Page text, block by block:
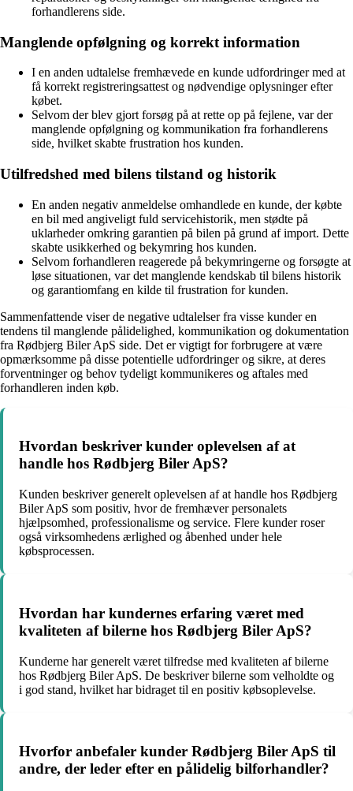
forhandlerens side.
Manglende opfølgning og korrekt information
I en anden udtalelse fremhævede en kunde udfordringer med at
få korrekt registreringsattest og nødvendige oplysninger efter
købet.
Selvom der blev gjort forsøg på at rette op på fejlene, var der
manglende opfølgning og kommunikation fra forhandlerens
side, hvilket skabte frustration hos kunden.
Utilfredshed med bilens tilstand og historik
En anden negativ anmeldelse omhandlede en kunde, der købte
en bil med angiveligt fuld servicehistorik, men stødte på
uklarheder omkring garantien på bilen på grund af import. Dette
skabte usikkerhed og bekymring hos kunden.
Selvom forhandleren reagerede på bekymringerne og forsøgte at
løse situationen, var det manglende kendskab til bilens historik
og garantiomfang en kilde til frustration for kunden.
Sammenfattende viser de negative udtalelser fra visse kunder en
tendens til manglende pålidelighed, kommunikation og dokumentation
fra Rødbjerg Biler ApS side. Det er vigtigt for forbrugere at være
opmærksomme på disse potentielle udfordringer og sikre, at deres
forventninger og behov tydeligt kommunikeres og aftales med
forhandleren inden køb.
Hvordan beskriver kunder oplevelsen af at
handle hos Rødbjerg Biler ApS?
Kunden beskriver generelt oplevelsen af at handle hos Rødbjerg
Biler ApS som positiv, hvor de fremhæver personalets
hjælpsomhed, professionalisme og service. Flere kunder roser
også virksomhedens ærlighed og åbenhed under hele
købsprocessen.
Hvordan har kundernes erfaring været med
kvaliteten af bilerne hos Rødbjerg Biler ApS?
Kunderne har generelt været tilfredse med kvaliteten af bilerne
hos Rødbjerg Biler ApS. De beskriver bilerne som velholdte og
i god stand, hvilket har bidraget til en positiv købsoplevelse.
Hvorfor anbefaler kunder Rødbjerg Biler ApS til
andre, der leder efter en pålidelig bilforhandler?